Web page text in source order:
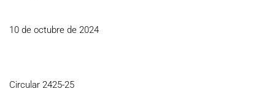
10 de octubre de 2024
Circular 2425-25